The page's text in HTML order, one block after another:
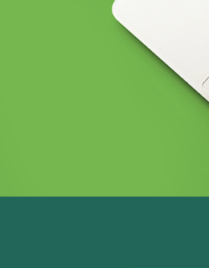
Banque et finance